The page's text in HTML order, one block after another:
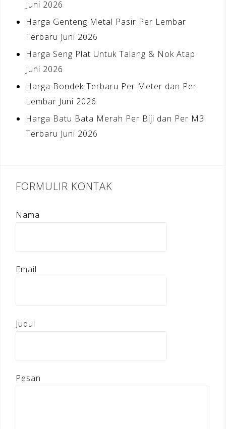
Juni 2026
Harga Genteng Metal Pasir Per Lembar
Terbaru Juni 2026
Harga Seng Plat Untuk Talang & Nok Atap
Juni 2026
Harga Bondek Terbaru Per Meter dan Per
Lembar Juni 2026
Harga Batu Bata Merah Per Biji dan Per M3
Terbaru Juni 2026
FORMULIR KONTAK
Nama
Email
Judul
Pesan